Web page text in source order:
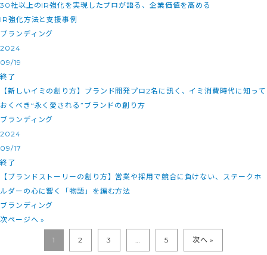
30社以上のIR強化を実現したプロが語る、企業価値を高める
IR強化方法と支援事例
ブランディング
2024
09/19
終了
【新しいイミの創り方】ブランド開発プロ2名に訊く、イミ消費時代に知って
おくべき“永く愛される”ブランドの創り方
ブランディング
2024
09/17
終了
【ブランドストーリーの創り方】営業や採用で競合に負けない、ステークホ
ルダーの心に響く「物語」を編む方法
ブランディング
次ページへ »
1 2 3 … 5 次へ »